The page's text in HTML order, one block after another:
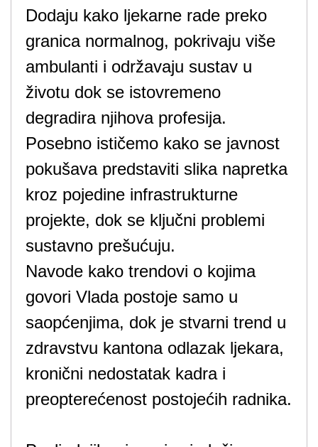
Dodaju kako ljekarne rade preko
granica normalnog, pokrivaju više
ambulanti i održavaju sustav u
životu dok se istovremeno
degradira njihova profesija.
Posebno ističemo kako se javnost
pokušava predstaviti slika napretka
kroz pojedine infrastrukturne
projekte, dok se ključni problemi
sustavno prešućuju.
Navode kako trendovi o kojima
govori Vlada postoje samo u
saopćenjima, dok je stvarni trend u
zdravstvu kantona odlazak ljekara,
kronični nedostatak kadra i
preopterećenost postojećih radnika.